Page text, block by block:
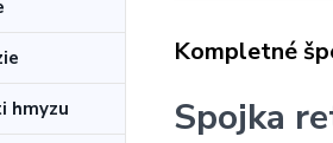
hmyzu
Kompletné
Spojka